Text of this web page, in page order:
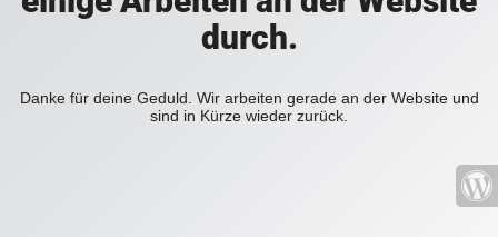
durch.
Danke für deine Geduld. Wir arbeiten gerade an der Website und
sind in Kürze wieder zurück.